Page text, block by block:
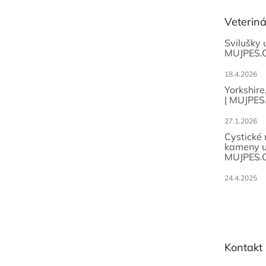
Svilušky
18.4.2026
|
27.1.2026
Cystické
kameny
24.4.2025
Kontakt